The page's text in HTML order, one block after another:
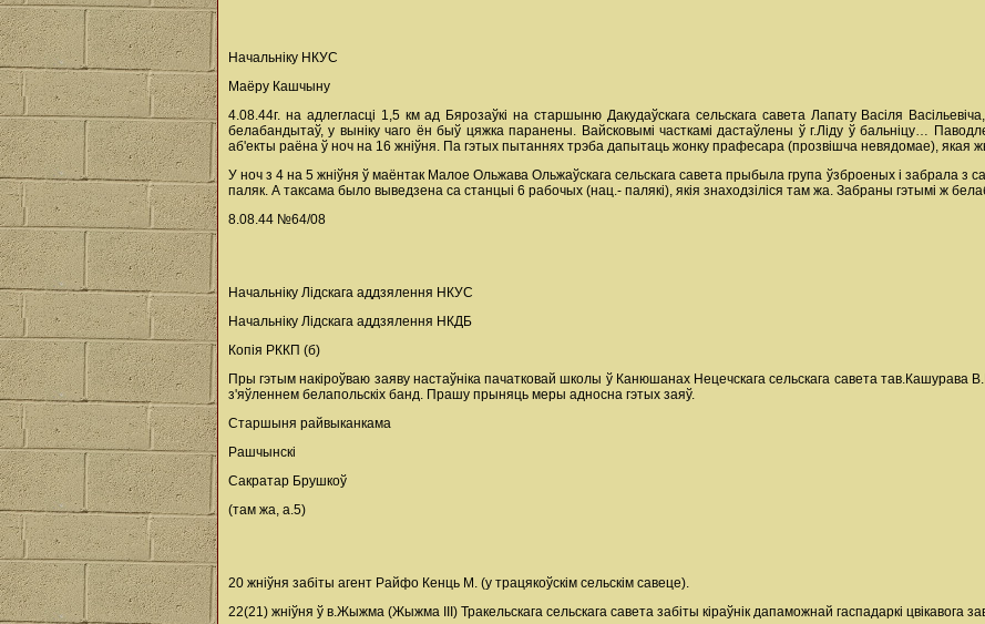
Начальніку НКУС
Маёру Кашчыну
4.08.44г. на адлегласці 1,5 км ад Бярозаўкі на старшыню Дакудаўскага сельскага савета Лапату Васіля
белабандытаў, у выніку чаго ён быў цяжка паранены. Вайсковымі часткамі дастаўлены ў г.Ліду ў бальніцу…
аб'екты раёна ў ноч на 16 жніўня. Па гэтых пытаннях трэба дапытаць жонку прафесара (прозвішча невядомае), якая
У ноч з 4 на 5 жніўня ў маёнтак Малое Ольжава Ольжаўскага сельскага савета прыбыла група ўзброеных і забрала з
паляк. А таксама было выведзена са станцыі 6 рабочых (нац.- палякі), якія знаходзіліся там жа. Забраны гэтымі ж
8.08.44 №64/08
Начальніку Лідскага аддзялення НКУС
Начальніку Лідскага аддзялення НКДБ
Копія РККП (б)
Пры гэтым накіроўваю заяву настаўніка пачатковай школы ў Канюшанах Нецечскага сельскага савета тав.Кашурава
з'яўленнем белапольскіх банд. Прашу прыняць меры адносна гэтых заяў.
Старшыня райвыканкама
Рашчынскі
Сакратар Брушкоў
(там жа, а.5)
20 жніўня забіты агент Райфо Кенць М. (у трацякоўскім сельскім савеце).
22(21) жніўня ў в.Жыжма (Жыжма ІІІ) Тракельскага сельскага савета забіты кіраўнік дапаможнай гаспадаркі